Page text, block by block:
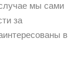
мы сами
за
в